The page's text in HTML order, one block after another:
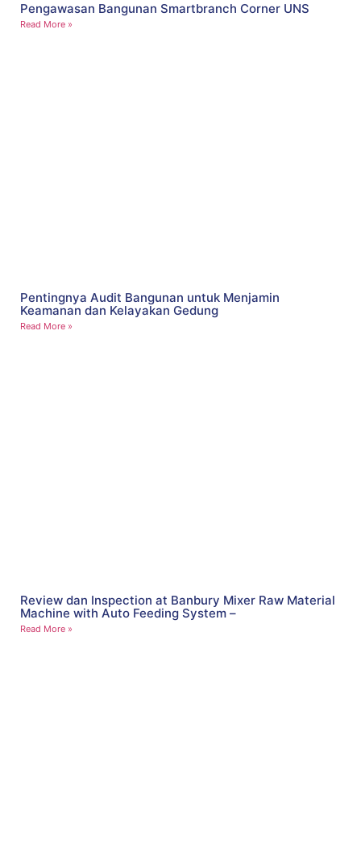
Pengawasan Bangunan Smartbranch Corner UNS
Read More »
Pentingnya Audit Bangunan untuk Menjamin
Keamanan dan Kelayakan Gedung
Read More »
Review dan Inspection at Banbury Mixer Raw Material
Machine with Auto Feeding System –
Read More »